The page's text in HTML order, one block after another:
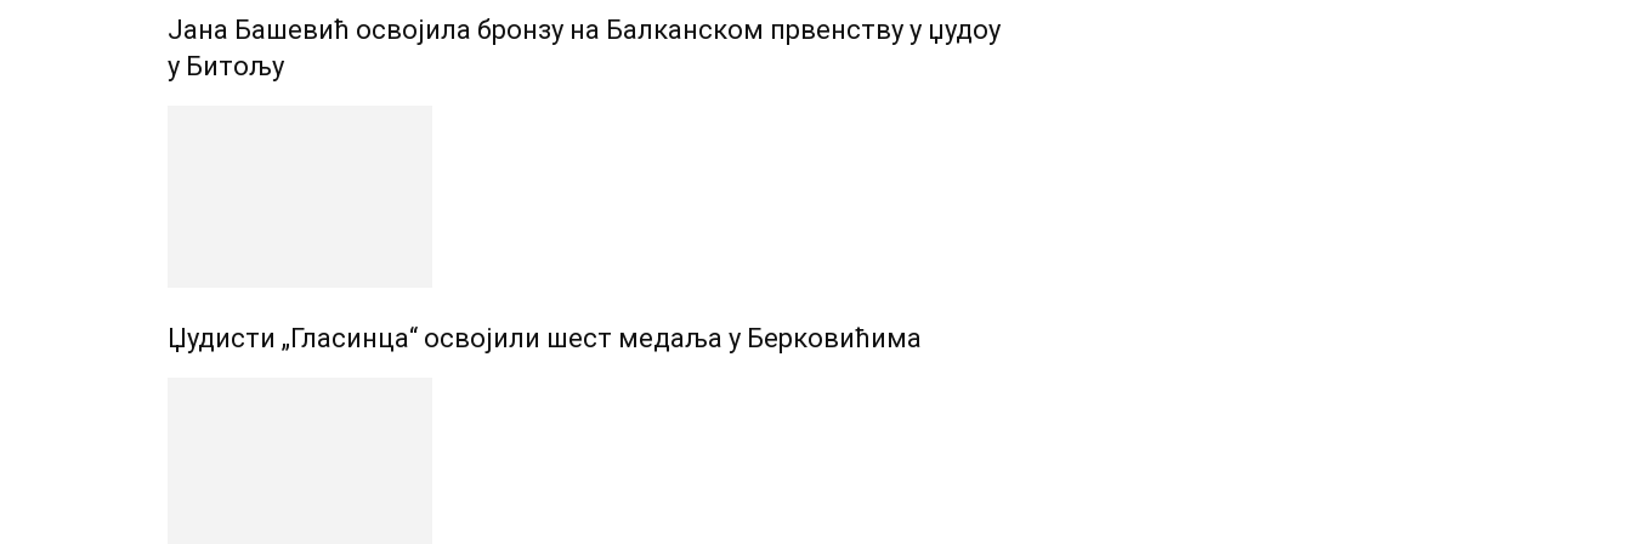
Јана Башевић освојила бронзу на Балканском првенству у џудоу
у Битољу
Џудисти „Гласинца“ освојили шест медаља у Берковићима